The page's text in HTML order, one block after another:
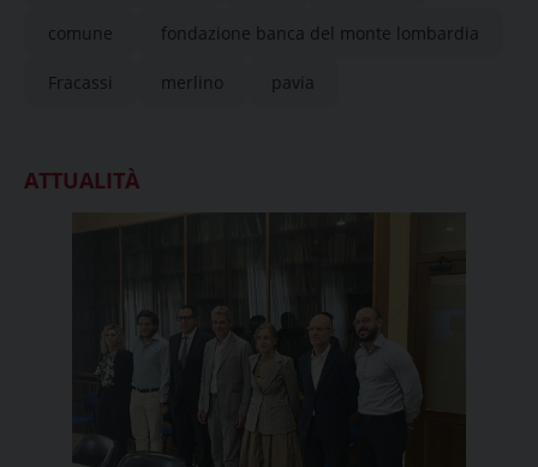
comune fondazione banca del monte lombardia
Fracassi merlino pavia
ATTUALITÀ